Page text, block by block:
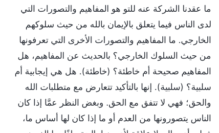
ما عقدنا الشركة عنه للتو هو المفاهيم والتصورات التي
لدى الناس فيما يتعلق بالإيمان بالله من حيث سلوكهم
الخارجي. ما المفاهيم والتصورات الأخرى التي تعرفونها
من حيث السلوك الخارجي؟ بالحديث عن المفاهيم، هل
المفاهيم صحيحة أم خاطئة؟ (خاطئة). هل هي إيجابية أم
سلبية؟ (سلبية). إنها بالتأكيد تتعارض مع متطلبات الله
والحق؛ فهي لا تتفق مع الحق. وبغض النظر عمَّا إذا كان
الناس يتصورونها من العدم أو ما إذا كان لها أساس ما،